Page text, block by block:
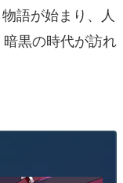
語が始まり、人
黒の時代が訪れ